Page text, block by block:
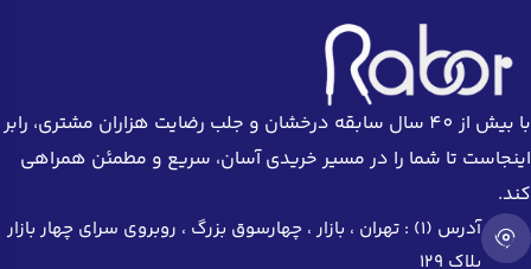
با بیش از 40 سال سابقه درخشان و جلب رضایت هزاران مشتری، رابر
اینجاست تا شما را در مسیر خریدی آسان، سریع و مطمئن همراهی
کند.
آدرس (1) : تهران ، بازار ، چهار‌سوق بزرگ ، روبروی سرای چهار بازار
پلاک 129